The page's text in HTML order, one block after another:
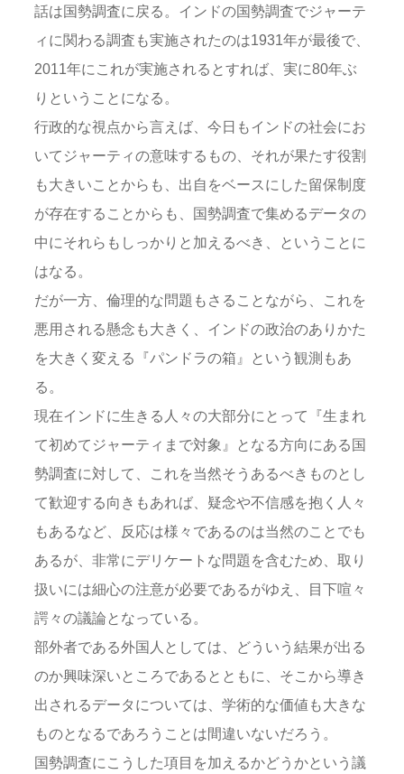
話は国勢調査に戻る。インドの国勢調査でジャーテ
ィに関わる調査も実施されたのは1931年が最後で、
2011年にこれが実施されるとすれば、実に80年ぶ
りということになる。
行政的な視点から言えば、今日もインドの社会にお
いてジャーティの意味するもの、それが果たす役割
も大きいことからも、出自をベースにした留保制度
が存在することからも、国勢調査で集めるデータの
中にそれらもしっかりと加えるべき、ということに
はなる。
だが一方、倫理的な問題もさることながら、これを
悪用される懸念も大きく、インドの政治のありかた
を大きく変える『パンドラの箱』という観測もあ
る。
現在インドに生きる人々の大部分にとって『生まれ
て初めてジャーティまで対象』となる方向にある国
勢調査に対して、これを当然そうあるべきものとし
て歓迎する向きもあれば、疑念や不信感を抱く人々
もあるなど、反応は様々であるのは当然のことでも
あるが、非常にデリケートな問題を含むため、取り
扱いには細心の注意が必要であるがゆえ、目下喧々
諤々の議論となっている。
部外者である外国人としては、どういう結果が出る
のか興味深いところであるとともに、そこから導き
出されるデータについては、学術的な価値も大きな
ものとなるであろうことは間違いないだろう。
国勢調査にこうした項目を加えるかどうかという議